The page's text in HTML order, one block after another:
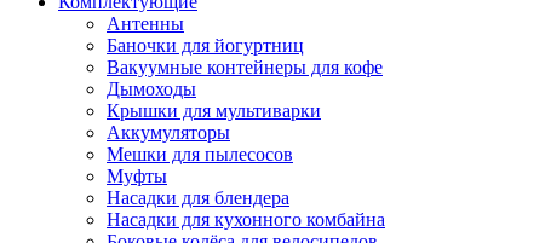
Антенны
Баночки для йогуртниц
Вакуумные контейнеры для кофе
Дымоходы
Крышки для мультиварки
Аккумуляторы
Мешки для пылесосов
Муфты
Насадки для блендера
Насадки для кухонного комбайна